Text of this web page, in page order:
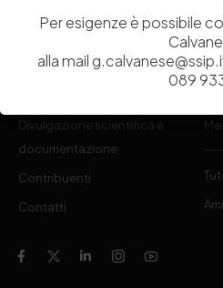
Ricerca e Sviluppo
Divulgazione scientifica e
documentazione
Contribuenti
Contatti
Per esigenze è possibile
alla mail
089